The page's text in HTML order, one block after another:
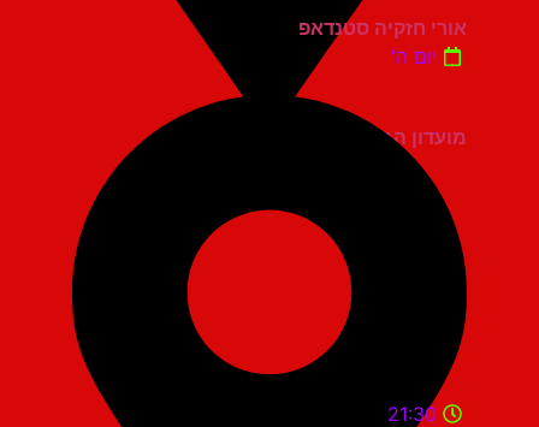
מועדון הגריי מודיעין
אורי חזקיה סטנדאפ
יום ה'
21:30